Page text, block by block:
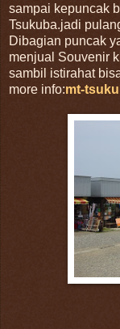
sampai kepuncak
Tsukuba.jadi
Dibagian puncak
menjual Souvenir
sambil istirahat
more info:mt-